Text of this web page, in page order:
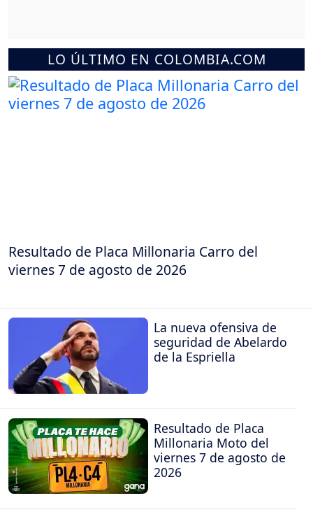
LO ÚLTIMO EN COLOMBIA.COM
Resultado de Placa Millonaria Carro del
viernes 7 de agosto de 2026
La nueva ofensiva de
seguridad de Abelardo
de la Espriella
Resultado de Placa
Millonaria Moto del
viernes 7 de agosto de
2026